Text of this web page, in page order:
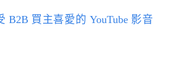
B2B 買主喜愛的 YouTube 影音